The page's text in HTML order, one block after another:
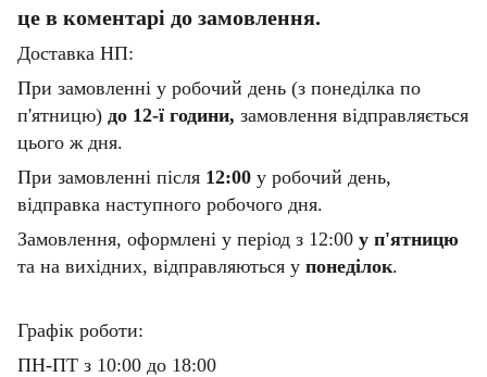
це в коментарі до замовлення.
Доставка НП:
При замовленні у робочий день (з понеділка по
п'ятницю) до 12-ї години, замовлення відправляється
цього ж дня.
При замовленні після 12:00 у робочий день,
відправка наступного робочого дня.
Замовлення, оформлені у період з 12:00 у п'ятницю
та на вихідних, відправляються у понеділок.
Графік роботи:
ПН-ПТ з 10:00 до 18:00